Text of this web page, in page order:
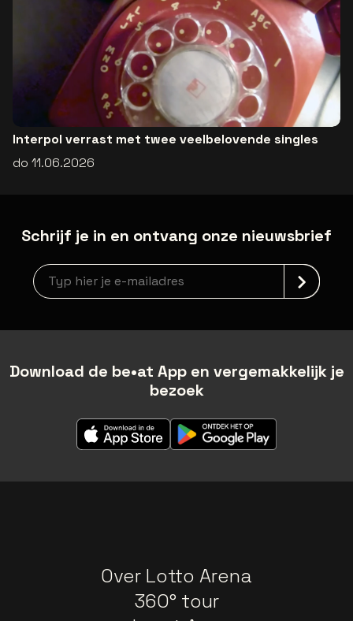
Interpol verrast met twee veelbelovende singles
do 11.06.2026
Schrijf je in en ontvang onze nieuwsbrief
Nieuwsbrief aanmelding
Download de be•at App en vergemakkelijk je
bezoek
Over Lotto Arena
360° tour